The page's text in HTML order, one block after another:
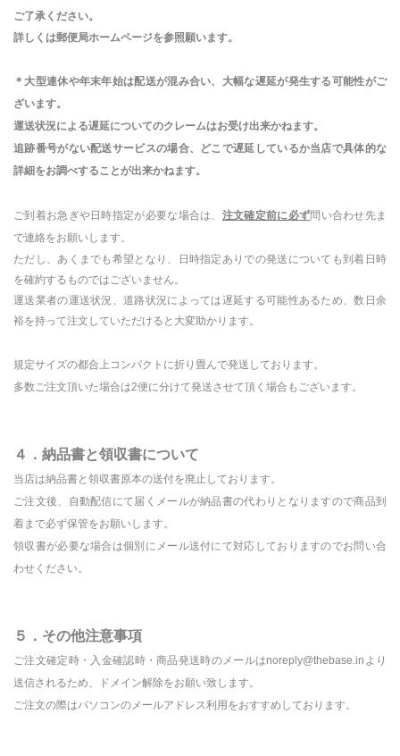
ご了承ください。
詳しくは郵便局ホームページを参照願います。
＊大型連休や年末年始は配送が混み合い、大幅な遅延が発生する可能性がご
ざいます。
運送状況による遅延についてのクレームはお受け出来かねます。
追跡番号がない配送サービスの場合、どこで遅延しているか当店で具体的な
詳細をお調べすることが出来かねます。
ご到着お急ぎや日時指定が必要な場合は、 注文確定前に必ず問い合わせ先ま
で連絡をお願いします。
ただし、あくまでも希望となり、日時指定ありでの発送についても到着日時
を確約するものではございません。
運送業者の運送状況、道路状況によっては遅延する可能性あるため、数日余
裕を持って注文していただけると大変助かります。
規定サイズの都合上コンパクトに折り畳んで発送しております。
多数ご注文頂いた場合は2便に分けて発送させて頂く場合もございます。
４．納品書と領収書について
当店は納品書と領収書原本の送付を廃止しております。
ご注文後、自動配信にて届くメールが納品書の代わりとなりますので商品到
着まで必ず保管をお願いします。
領収書が必要な場合は個別にメール送付にて対応しておりますのでお問い合
わせください。
５．その他注意事項
ご注文確定時・入金確認時・商品発送時のメールはnoreply@thebase.in より
送信されるため、ドメイン解除をお願い致します。
ご注文の際はパソコンのメールアドレス利用をおすすめしております。